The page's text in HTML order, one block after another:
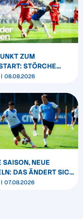
ZUM
STÖRCHE
REMIS IN
08.08.2026
SAISON, NEUE
DAS ÄNDERT SICH
DER 2.
07.08.2026